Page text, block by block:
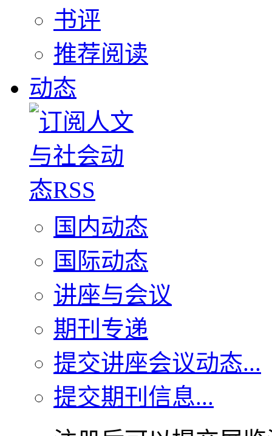
书评
推荐阅读
动态
国内动态
国际动态
讲座与会议
期刊专递
提交讲座会议动态...
提交期刊信息...